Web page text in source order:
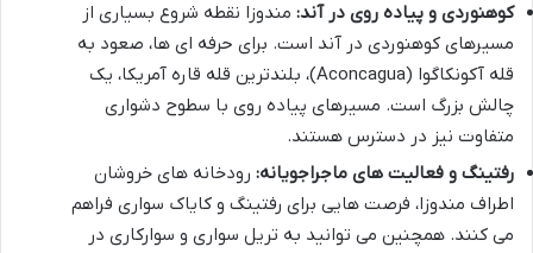
کوهنوردی و پیاده روی در آند: مندوزا نقطه شروع بسیاری از
مسیرهای کوهنوردی در آند است. برای حرفه ای ها، صعود به
قله آکونکاگوا (Aconcagua)، بلندترین قله قاره آمریکا، یک
چالش بزرگ است. مسیرهای پیاده روی با سطوح دشواری
متفاوت نیز در دسترس هستند.
رفتینگ و فعالیت های ماجراجویانه: رودخانه های خروشان
اطراف مندوزا، فرصت هایی برای رفتینگ و کایاک سواری فراهم
می کنند. همچنین می توانید به تریل سواری و سوارکاری در